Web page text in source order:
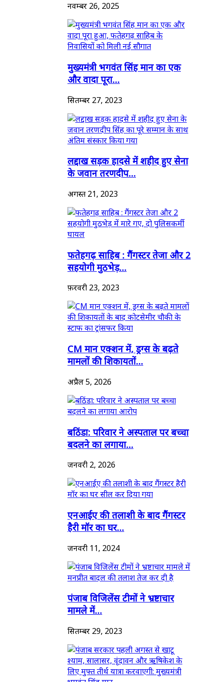
नवम्बर 26, 2025
मुख्यमंत्री भगवंत सिंह मान का एक
और वादा पूरा...
सितम्बर 27, 2023
लद्दाख सड़क हादसे में शहीद हुए सेना
के जवान तरणदीप...
अगस्त 21, 2023
फतेहगढ़ साहिब : गैंगस्टर तेजा और 2
सहयोगी मुठभेड़...
फ़रवरी 23, 2023
CM मान एक्शन में, ड्रग्स के बढ़ते
मामलों की शिकायतों...
अप्रैल 5, 2026
बठिंडा: परिवार ने अस्पताल पर बच्चा
बदलने का लगाया...
जनवरी 2, 2026
एनआईए की तलाशी के बाद गैंगस्टर
हैरी मॉर का घर...
जनवरी 11, 2024
पंजाब विजिलेंस टीमों ने भ्रष्टाचार
मामले में...
सितम्बर 29, 2023